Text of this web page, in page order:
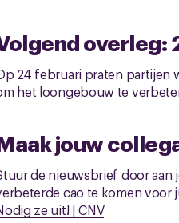
overleg:
24 februari praten partijen
het loongebouw te
jouw
de nieuwsbrief door aan
cao te komen voor
ze uit! | CNV